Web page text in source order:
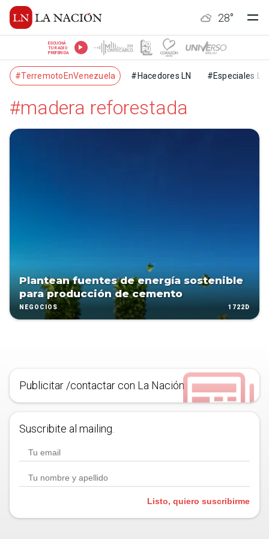
28°
ESCUCHÁ
TU RADIO
PREFERIDA
#TerremotoEnVenezuela #Hacedores LN #Especiales LN
#madera reforestada
Plantean fuentes de energía sostenible
para producción de cemento
NEGOCIOS 1722D
Publicitar /contactar con La Nación
Suscribite al mailing.
Listo, quiero suscribirme